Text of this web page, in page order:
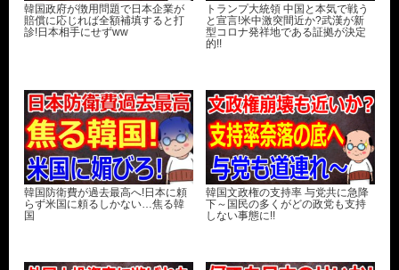
韓国政府が徴用問題で日本企業が
賠償に応じれば全額補填すると打
診!日本相手にせずww
トランプ大統領 中国と本気で戦う
と宣言!米中激突間近か?武漢が新
型コロナ発祥地である証拠が決定
的!!
韓国防衛費が過去最高へ!日本に頼
らず米国に頼るしかない…焦る韓
国
韓国文政権の支持率 与党共に急降
下～国民の多くがどの政党も支持
しない事態に!!